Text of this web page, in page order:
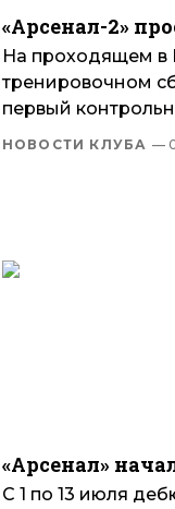
«Арсенал-2»
На проходящем в
тренировочном
первый
НОВОСТИ КЛУБА —
«Арсенал»
С 1 по 13 июля